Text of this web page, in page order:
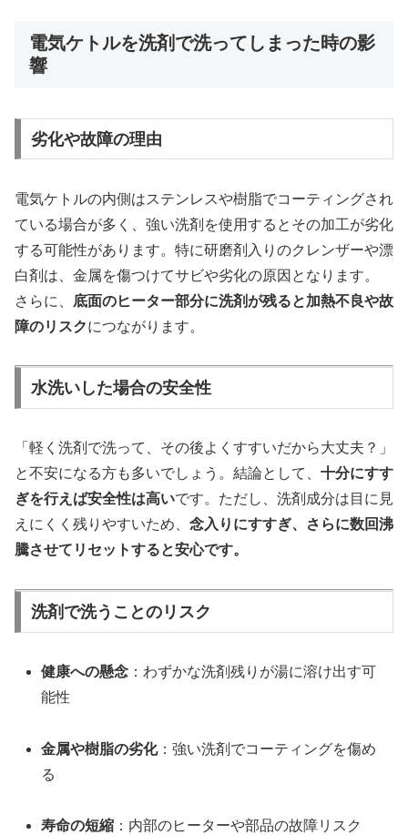
電気ケトルを洗剤で洗ってしまった時の影
響
劣化や故障の理由
電気ケトルの内側はステンレスや樹脂でコーティングされ
ている場合が多く、強い洗剤を使用するとその加工が劣化
する可能性があります。特に研磨剤入りのクレンザーや漂
白剤は、金属を傷つけてサビや劣化の原因となります。
さらに、 底面のヒーター部分に洗剤が残ると加熱不良や故
障のリスクにつながります。
水洗いした場合の安全性
「軽く洗剤で洗って、その後よくすすいだから大丈夫？」
と不安になる方も多いでしょう。結論として、 十分にすす
ぎを行えば安全性は高いです。ただし、洗剤成分は目に見
えにくく残りやすいため、 念入りにすすぎ、さらに数回沸
騰させてリセットすると安心です。
洗剤で洗うことのリスク
健康への懸念 ：わずかな洗剤残りが湯に溶け出す可
能性
金属や樹脂の劣化：強い洗剤でコーティングを傷め
る
寿命の短縮 ：内部のヒーターや部品の故障リスク